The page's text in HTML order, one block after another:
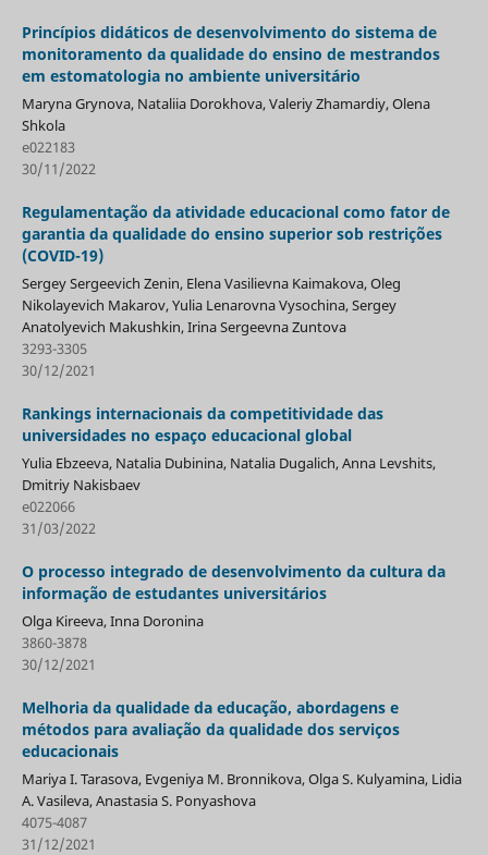
Princípios didáticos de desenvolvimento do sistema de
monitoramento da qualidade do ensino de mestrandos
em estomatologia no ambiente universitário
Maryna Grynova, Nataliia Dorokhova, Valeriy Zhamardiy, Olena
Shkola
e022183
30/11/2022
Regulamentação da atividade educacional como fator de
garantia da qualidade do ensino superior sob restrições
(COVID-19)
Sergey Sergeevich Zenin, Elena Vasilievna Kaimakova, Oleg
Nikolayevich Makarov, Yulia Lenarovna Vysochina, Sergey
Anatolyevich Makushkin, Irina Sergeevna Zuntova
3293-3305
30/12/2021
Rankings internacionais da competitividade das
universidades no espaço educacional global
Yulia Ebzeeva, Natalia Dubinina, Natalia Dugalich, Anna Levshits,
Dmitriy Nakisbaev
e022066
31/03/2022
O processo integrado de desenvolvimento da cultura da
informação de estudantes universitários
Olga Kireeva, Inna Doronina
3860-3878
30/12/2021
Melhoria da qualidade da educação, abordagens e
métodos para avaliação da qualidade dos serviços
educacionais
Mariya I. Tarasova, Evgeniya M. Bronnikova, Olga S. Kulyamina, Lidia
A. Vasileva, Anastasia S. Ponyashova
4075-4087
31/12/2021